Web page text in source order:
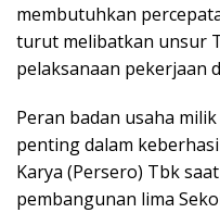
membutuhkan
turut melibatkan unsur
pelaksanaan pekerjaan
Peran badan usaha
penting dalam
Karya (Persero) Tbk
pembangunan lima